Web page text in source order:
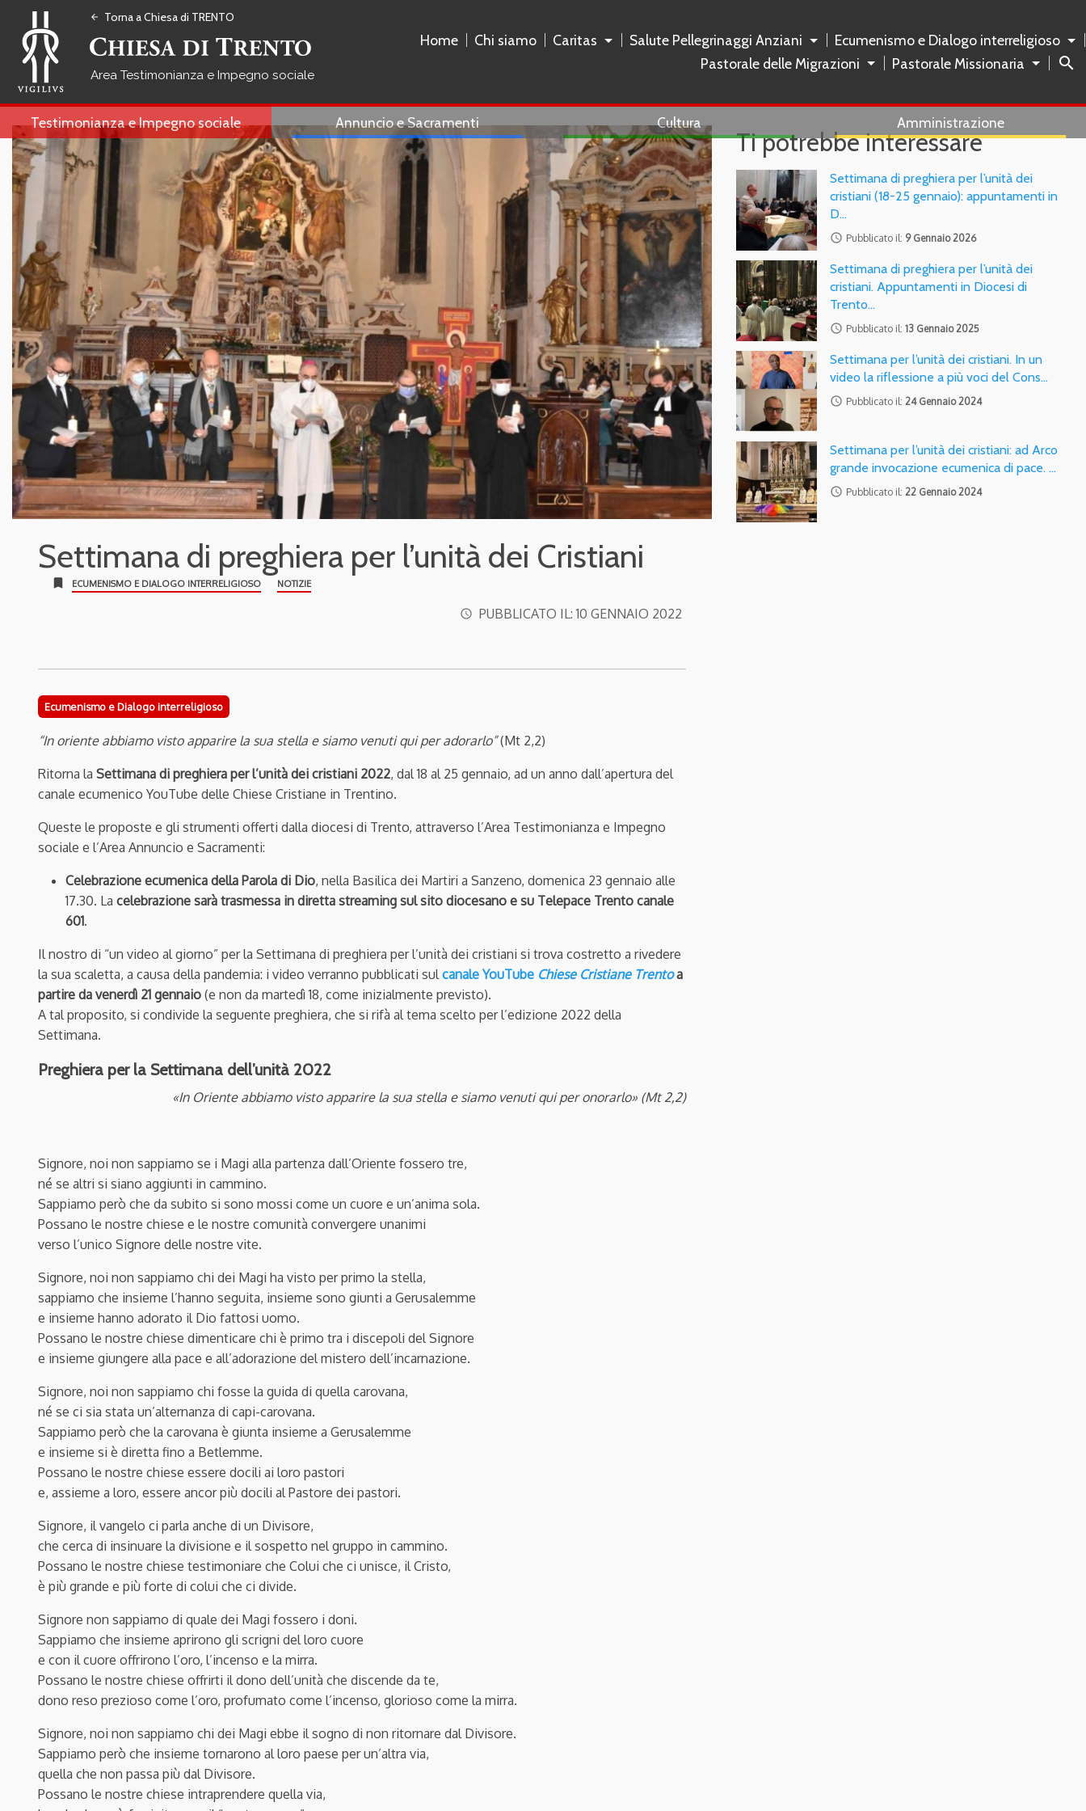
arrow_back Torna a Chiesa di TRENTO
Testimonianza e Impegno sociale
Home Chi siamo Caritas Salute Pellegrinaggi Anziani
Ecumenismo e Dialogo interreligioso
Pastorale delle Migrazioni
Pastorale Missionaria search
Testimonianza e Impegno sociale Annuncio e Sacramenti Cultura Amministrazione
Settimana di preghiera per l’unità dei Cristiani
bookmark ECUMENISMO E DIALOGO INTERRELIGIOSO NOTIZIE
access_time PUBBLICATO IL:10 GENNAIO 2022
Ecumenismo e Dialogo interreligioso
“In oriente abbiamo visto apparire la sua stella e siamo venuti qui per adorarlo”(Mt 2,2)
Ritorna la Settimana di preghiera per l’unità dei cristiani 2022, dal 18 al 25 gennaio, ad un anno dall’apertura del
canale ecumenico YouTube delle Chiese Cristiane in Trentino.
Queste le proposte e gli strumenti offerti dalla diocesi di Trento, attraverso l’Area Testimonianza e Impegno
sociale e l’Area Annuncio e Sacramenti:
Celebrazione ecumenica della Parola di Dio, nella Basilica dei Martiri a Sanzeno, domenica 23 gennaio alle
17.30. La celebrazione sarà trasmessa in diretta streaming sul sito diocesano e su Telepace Trento canale
601.
Il nostro di “un video al giorno” per la Settimana di preghiera per l’unità dei cristiani si trova costretto a rivedere
la sua scaletta, a causa della pandemia: i video verranno pubblicati sulcanale YouTube Chiese Cristiane Trento a
partire da venerdì 21 gennaio (e non da martedì 18, come inizialmente previsto).
A tal proposito, si condivide la seguente preghiera, che si rifà al tema scelto per l’edizione 2022 della
Settimana.
Preghiera per la Settimana dell’unità 2022
«In Oriente abbiamo visto apparire la sua stella e siamo venuti qui per onorarlo» (Mt 2,2)
Signore, noi non sappiamo se i Magi alla partenza dall’Oriente fossero tre,
né se altri si siano aggiunti in cammino.
Sappiamo però che da subito si sono mossi come un cuore e un’anima sola.
Possano le nostre chiese e le nostre comunità convergere unanimi
verso l’unico Signore delle nostre vite.
Signore, noi non sappiamo chi dei Magi ha visto per primo la stella,
sappiamo che insieme l’hanno seguita, insieme sono giunti a Gerusalemme
e insieme hanno adorato il Dio fattosi uomo.
Possano le nostre chiese dimenticare chi è primo tra i discepoli del Signore
e insieme giungere alla pace e all’adorazione del mistero dell’incarnazione.
Signore, noi non sappiamo chi fosse la guida di quella carovana,
né se ci sia stata un’alternanza di capi-carovana.
Sappiamo però che la carovana è giunta insieme a Gerusalemme
e insieme si è diretta fino a Betlemme.
Possano le nostre chiese essere docili ai loro pastori
e, assieme a loro, essere ancor più docili al Pastore dei pastori.
Signore, il vangelo ci parla anche di un Divisore,
che cerca di insinuare la divisione e il sospetto nel gruppo in cammino.
Possano le nostre chiese testimoniare che Colui che ci unisce, il Cristo,
è più grande e più forte di colui che ci divide.
Signore non sappiamo di quale dei Magi fossero i doni.
Sappiamo che insieme aprirono gli scrigni del loro cuore
e con il cuore offrirono l’oro, l’incenso e la mirra.
Possano le nostre chiese offrirti il dono dell’unità che discende da te,
dono reso prezioso come l’oro, profumato come l’incenso, glorioso come la mirra.
Signore, noi non sappiamo chi dei Magi ebbe il sogno di non ritornare dal Divisore.
Sappiamo però che insieme tornarono al loro paese per un’altra via,
quella che non passa più dal Divisore.
Possano le nostre chiese intraprendere quella via,
Ti potrebbe interessare
Settimana di preghiera per l’unità dei
cristiani (18-25 gennaio): appuntamenti in
D…
access_time Pubblicato il: 9 Gennaio 2026
Settimana di preghiera per l’unità dei
cristiani. Appuntamenti in Diocesi di
Trento…
access_time Pubblicato il:13 Gennaio 2025
Settimana per l’unità dei cristiani. In un
video la riflessione a più voci del Cons…
access_time Pubblicato il: 24 Gennaio 2024
Settimana per l’unità dei cristiani: ad Arco
grande invocazione ecumenica di pace. …
access_time Pubblicato il: 22 Gennaio 2024